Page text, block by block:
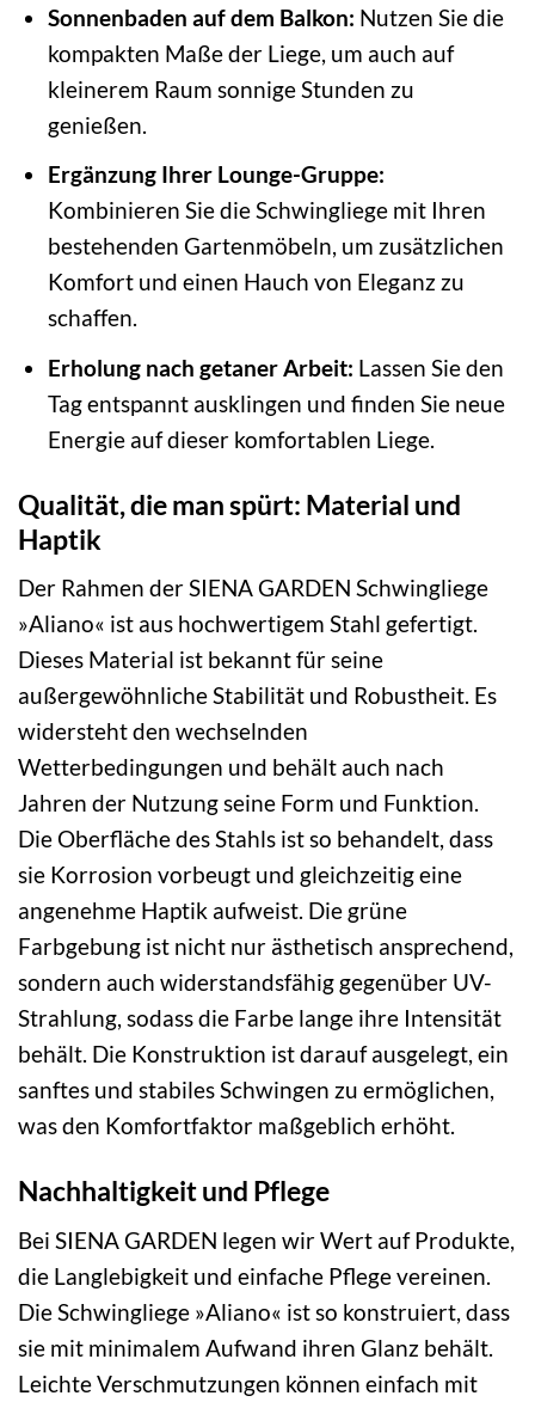
Sonnenbaden auf dem Balkon: Nutzen Sie die
kompakten Maße der Liege, um auch auf
kleinerem Raum sonnige Stunden zu
genießen.
Ergänzung Ihrer Lounge-Gruppe:
Kombinieren Sie die Schwingliege mit Ihren
bestehenden Gartenmöbeln, um zusätzlichen
Komfort und einen Hauch von Eleganz zu
schaffen.
Erholung nach getaner Arbeit: Lassen Sie den
Tag entspannt ausklingen und finden Sie neue
Energie auf dieser komfortablen Liege.
Qualität, die man spürt: Material und
Haptik
Der Rahmen der SIENA GARDEN Schwingliege
»Aliano« ist aus hochwertigem Stahl gefertigt.
Dieses Material ist bekannt für seine
außergewöhnliche Stabilität und Robustheit. Es
widersteht den wechselnden
Wetterbedingungen und behält auch nach
Jahren der Nutzung seine Form und Funktion.
Die Oberfläche des Stahls ist so behandelt, dass
sie Korrosion vorbeugt und gleichzeitig eine
angenehme Haptik aufweist. Die grüne
Farbgebung ist nicht nur ästhetisch ansprechend,
sondern auch widerstandsfähig gegenüber UV-
Strahlung, sodass die Farbe lange ihre Intensität
behält. Die Konstruktion ist darauf ausgelegt, ein
sanftes und stabiles Schwingen zu ermöglichen,
was den Komfortfaktor maßgeblich erhöht.
Nachhaltigkeit und Pflege
Bei SIENA GARDEN legen wir Wert auf Produkte,
die Langlebigkeit und einfache Pflege vereinen.
Die Schwingliege »Aliano« ist so konstruiert, dass
sie mit minimalem Aufwand ihren Glanz behält.
Leichte Verschmutzungen können einfach mit